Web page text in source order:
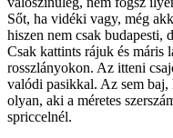
Sőt, ha vidéki vagy, még
hiszen nem csak budapesti,
Csak kattints rájuk és máris
rosszlányokon. Az itteni
valódi pasikkal. Az sem
olyan, aki a méretes
spriccelnél.